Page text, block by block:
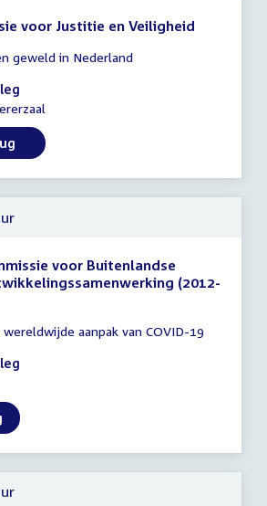
voor Justitie en Veiligheid
geweld in Nederland
link:
voor Buitenlandse
(2012-
aanpak van COVID-19
link: